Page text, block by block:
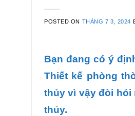
POSTED ON THÁNG 7 3, 2024
Bạn đang có ý
Thiết kế phòng
thủy vì vậy đòi
thủy.